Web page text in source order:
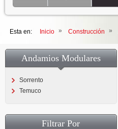
Esta en: Inicio » Construcción »
Andamios Modulares
Sorrento
Temuco
Filtrar Por